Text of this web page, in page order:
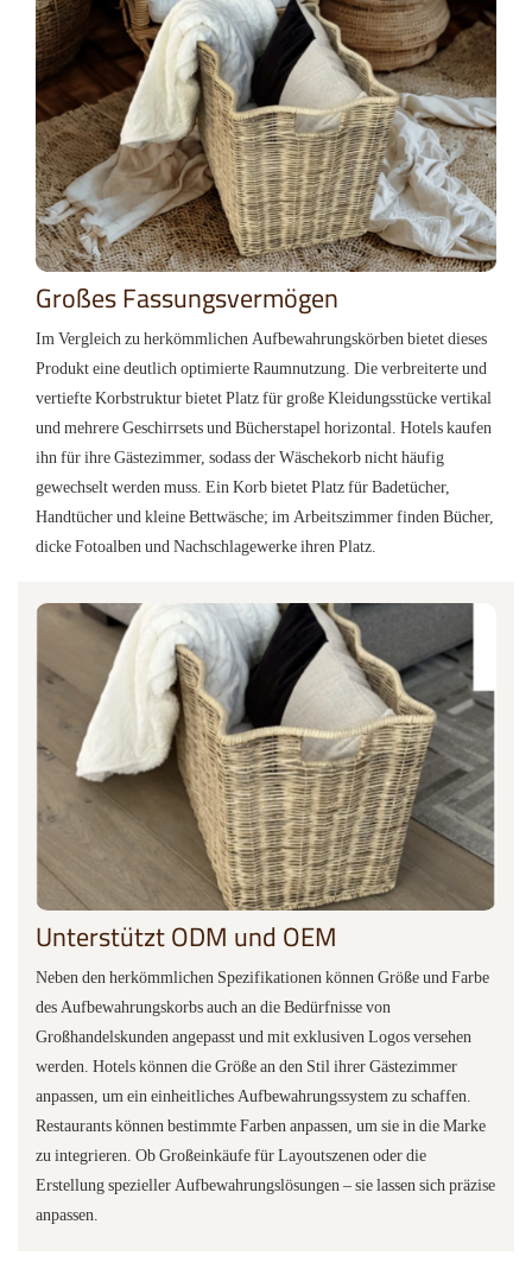
Großes Fassungsvermögen
Im Vergleich zu herkömmlichen Aufbewahrungskörben bietet dieses
Produkt eine deutlich optimierte Raumnutzung. Die verbreiterte und
vertiefte Korbstruktur bietet Platz für große Kleidungsstücke vertikal
und mehrere Geschirrsets und Bücherstapel horizontal. Hotels kaufen
ihn für ihre Gästezimmer, sodass der Wäschekorb nicht häufig
gewechselt werden muss. Ein Korb bietet Platz für Badetücher,
Handtücher und kleine Bettwäsche; im Arbeitszimmer finden Bücher,
dicke Fotoalben und Nachschlagewerke ihren Platz.
Unterstützt ODM und OEM
Neben den herkömmlichen Spezifikationen können Größe und Farbe
des Aufbewahrungskorbs auch an die Bedürfnisse von
Großhandelskunden angepasst und mit exklusiven Logos versehen
werden. Hotels können die Größe an den Stil ihrer Gästezimmer
anpassen, um ein einheitliches Aufbewahrungssystem zu schaffen.
Restaurants können bestimmte Farben anpassen, um sie in die Marke
zu integrieren. Ob Großeinkäufe für Layoutszenen oder die
Erstellung spezieller Aufbewahrungslösungen – sie lassen sich präzise
anpassen.